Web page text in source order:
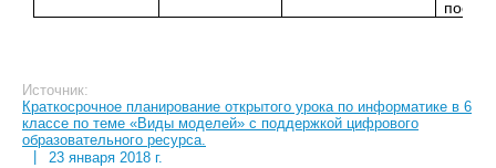
Источник:
Краткосрочное планирование открытого урока по информатике в 6
классе по теме «Виды моделей» с поддержкой цифрового
образовательного ресурса.
23 января 2018 г.